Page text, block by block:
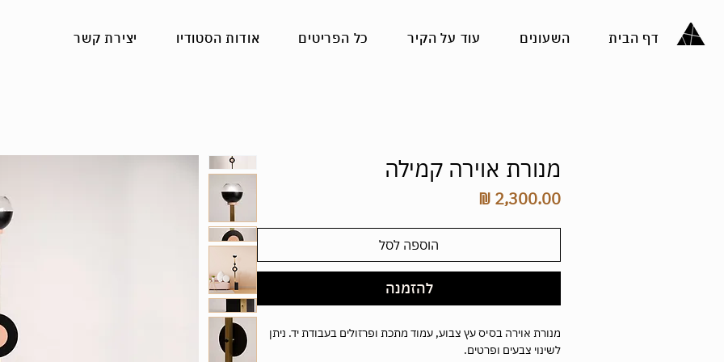
דף הבית השעונים עוד על הקיר כל הפריטים אודות הסטודיו יצירת קשר
מנורת אוירה קמילה
הוספה לסל
להזמנה
מנורת אוירה בסיס עץ צבוע, עמוד מתכת ופרזולים בעבודת יד. ניתן
לשינוי צבעים ופרטים.